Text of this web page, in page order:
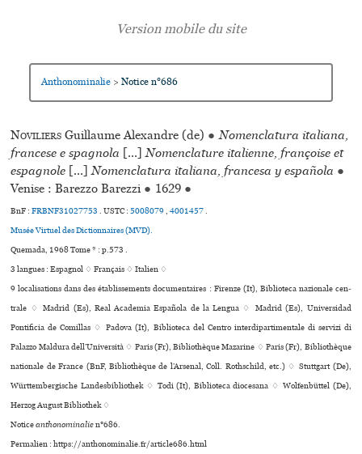
Anthonominalie > Notice n°686
Noviliers Guillaume Alexandre (de) ● Nomenclatura italiana,
francese e spagnola [...]Nomenclature italienne, françoise et
espagnole [...]Nomenclatura italiana, francesa y española ●
Venise : Barezzo Barezzi ● 1629 ●
BnF :FRBNF31027753 .USTC :5008079,4001457.
Musée Virtuel des Dictionnaires (MVD).
Quemada, 1968 Tome * : p.573 .
3 langues :Espagnol ♢Français ♢Italien ♢
9 localisations dans des établissements documentaires : Firenze (It), Biblioteca nazio­nale cen­
trale ♢ Madrid (Es), Real Academia Española de la Lengua ♢ Madrid (Es), Universidad
Pontificia de Comillas ♢ Padova (It), Biblioteca del Centro inter­di­par­ti­men­tale di ser­vizi di
Palazzo Maldura dell’Università ♢ Paris (Fr), Bibliothèque Mazarine ♢ Paris (Fr), Bibliothèque
nationale de France (BnF, Bibliothèque de l’Arsenal, Coll. Rothschild, etc.) ♢ Stuttgart (De),
Württembergische Landesbibliothek ♢ Todi (It), Biblioteca dio­ce­sana ♢ Wolfenbüttel (De),
Herzog August Bibliothek ♢
Noticeanthonominalien°686.
Permalien : https://anthonominalie.fr/article686.html